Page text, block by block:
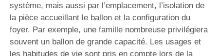
système, mais aussi par l’emplacement, l’isolation de
la pièce accueillant le ballon et la configuration du
foyer. Par exemple, une famille nombreuse privilégiera
souvent un ballon de grande capacité. Les usages et
les habitudes de vie sont pris en compte lors de la